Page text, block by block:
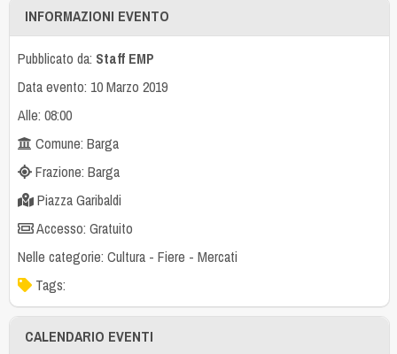
INFORMAZIONI EVENTO
Pubblicato da: Staff EMP
Data evento: 10 Marzo 2019
Alle: 08:00
Comune: Barga
Frazione: Barga
Piazza Garibaldi
Accesso: Gratuito
Nelle categorie: Cultura- Fiere - Mercati
Tags:
CALENDARIO EVENTI